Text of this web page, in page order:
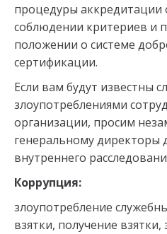
процедуры аккредитации
соблюдении критериев и
положении о системе
сертификации.
Если вам будут известны
злоупотреблениями
организации, просим
генеральному директоры
внутреннего
Коррупция:
злоупотребление
взятки, получение